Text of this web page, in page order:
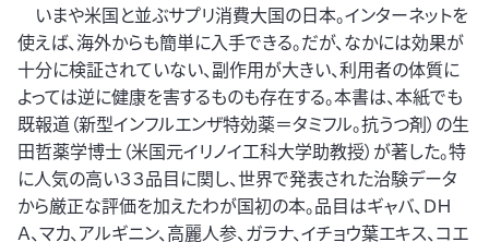
いまや米国と並ぶサプリ消費大国の日本。インターネットを
使えば、海外からも簡単に入手できる。だが、なかには効果が
十分に検証されていない、副作用が大きい、利用者の体質に
よっては逆に健康を害するものも存在する。本書は、本紙でも
既報道（新型インフルエンザ特効薬＝タミフル。抗うつ剤）の生
田哲薬学博士（米国元イリノイ工科大学助教授）が著した。特
に人気の高い３３品目に関し、世界で発表された治験データ
から厳正な評価を加えたわが国初の本。品目はギャバ、ＤＨ
Ａ、マカ、アルギニン、高麗人参、ガラナ、イチョウ葉エキス、コエ